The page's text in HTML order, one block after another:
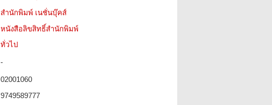
สำนักพิมพ์ เนชั่นบุ๊คส์
หนังสือลิขสิทธิ์สำนักพิมพ์
ทั่วไป
-
02001060
9749589777